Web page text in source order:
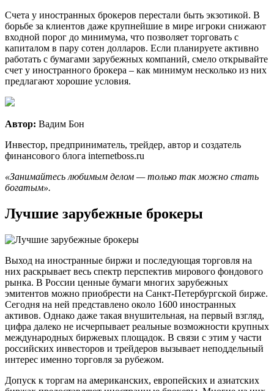
Счета у иностранных брокеров перестали быть экзотикой. В
борьбе за клиентов даже крупнейшие в мире игроки снижают
входной порог до минимума, что позволяет торговать с
капиталом в пару сотен долларов. Если планируете активно
работать с бумагами зарубежных компаний, смело открывайте
счет у иностранного брокера – как минимум несколько из них
предлагают хорошие условия.
Автор: Вадим Бон
Инвестор, предприниматель, трейдер, автор и создатель
финансового блога internetboss.ru
«Занимайтесь любимым делом — только так можно стать
богатым».
Лучшие зарубежные брокеры
Выход на иностранные биржи и последующая торговля на
них раскрывает весь спектр перспектив мирового фондового
рынка. В России ценные бумаги многих зарубежных
эмитентов можно приобрести на Санкт-Петербургской бирже.
Сегодня на ней представлено около 1600 иностранных
активов. Однако даже такая внушительная, на первый взгляд,
цифра далеко не исчерпывает реальные возможности крупных
международных биржевых площадок. В связи с этим у части
российских инвесторов и трейдеров вызывает неподдельный
интерес именно торговля за рубежом.
Допуск к торгам на американских, европейских и азиатских